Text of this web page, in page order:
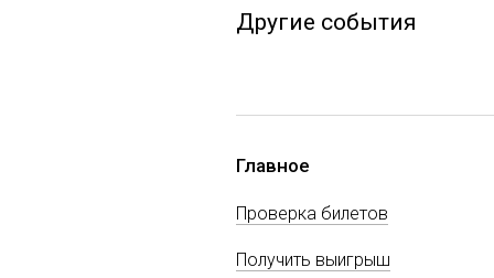
Другие события
Главное
Проверка билетов
Получить выигрыш